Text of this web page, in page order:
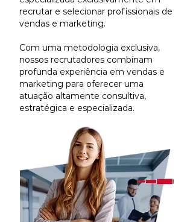
recrutar e selecionar profissionais de
vendas e marketing.
Com uma metodologia exclusiva,
nossos recrutadores combinam
profunda experiência em vendas e
marketing para oferecer uma
atuação altamente consultiva,
estratégica e especializada.